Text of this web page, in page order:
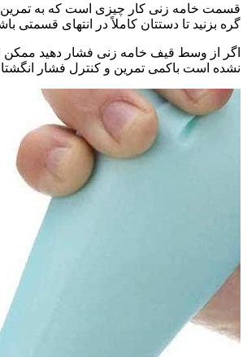
قسمت خامه زنی کار چیزی است که به تمرین و
گره بزنید تا دستتان کاملاً در انتهای قسمتی
اگر از وسط قیف خامه زنی فشار دهید ممکن
نشده است باکمی تمرین و کنترل فشار